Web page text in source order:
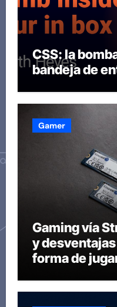
CSS: la
bandeja de
Gamer
Gaming vía
y
forma de